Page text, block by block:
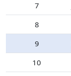
7
8
9
10